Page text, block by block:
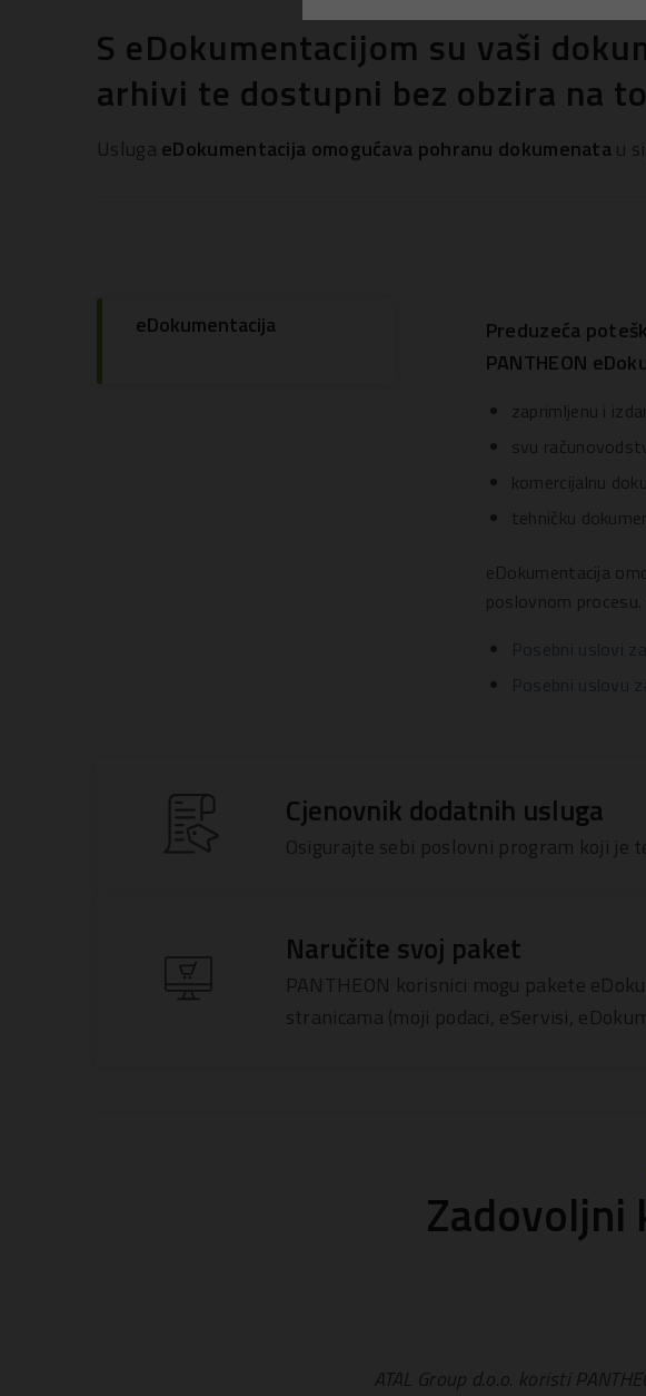
S eDokumentacijom su vaši
arhivi te dostupni bez obzira na
Usluga eDokumentacija omogućava pohranu dokumenatau
eDokumentacija
Preduzeća
PANTHEON
zaprimljenu i
svu
komercijalnu
tehničku
eDokumentacija
poslovnom
Posebni uslovi
Posebni uslovu
Cjenovnik dodatnih usluga
Osigurajte sebi poslovni program koji je
Naručite svoj paket
PANTHEON korisnici mogu pakete
stranicama (moji podaci, eServisi,
Zadovoljni
ATAL Group d.o.o. koristi